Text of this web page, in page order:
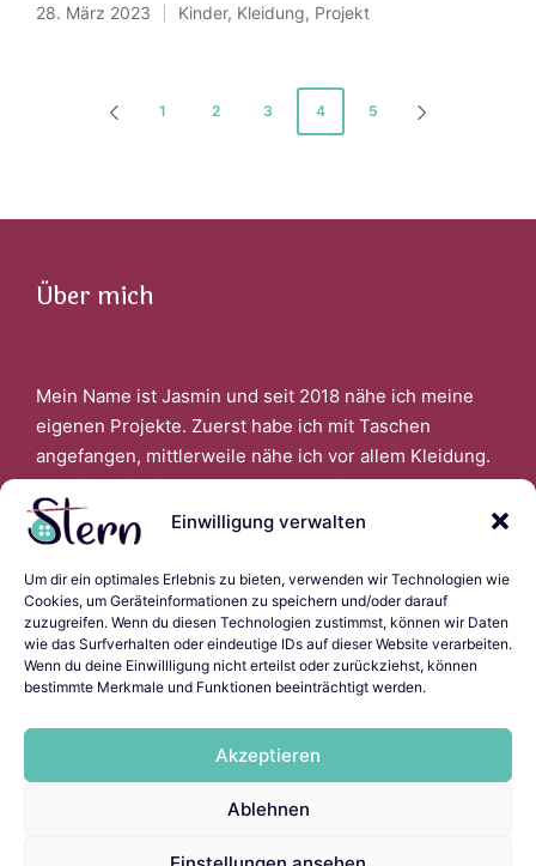
Einwilligung verwalten
Um dir ein optimales Erlebnis zu bieten, verwenden wir Technologien wie
Cookies, um Geräteinformationen zu speichern und/oder darauf
zuzugreifen. Wenn du diesen Technologien zustimmst, können wir Daten
wie das Surfverhalten oder eindeutige IDs auf dieser Website verarbeiten.
Wenn du deine Einwillligung nicht erteilst oder zurückziehst, können
bestimmte Merkmale und Funktionen beeinträchtigt werden.
Akzeptieren
Ablehnen
28. März 2023
Posted
Kinder, Kleidung, Projekt
Seitennummerierung
PREVIOUS
1 2 3 4 5
Über mich
Mein Name ist Jasmin und seit 2018 nähe ich meine
eigenen Projekte. Zuerst habe ich mit Taschen
angefangen, mittlerweile nähe ich vor allem Kleidung.
Faszinert bin ich auch davon, wenn ich aus alter
Kleidung Neues schaffen kann.
Links
Impressum
Datenschutzerklärung
Cookie-Richtlinie (EU)
Ladyscript.ninja